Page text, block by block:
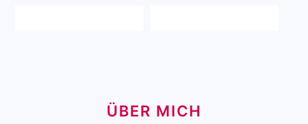
ÜBER MICH